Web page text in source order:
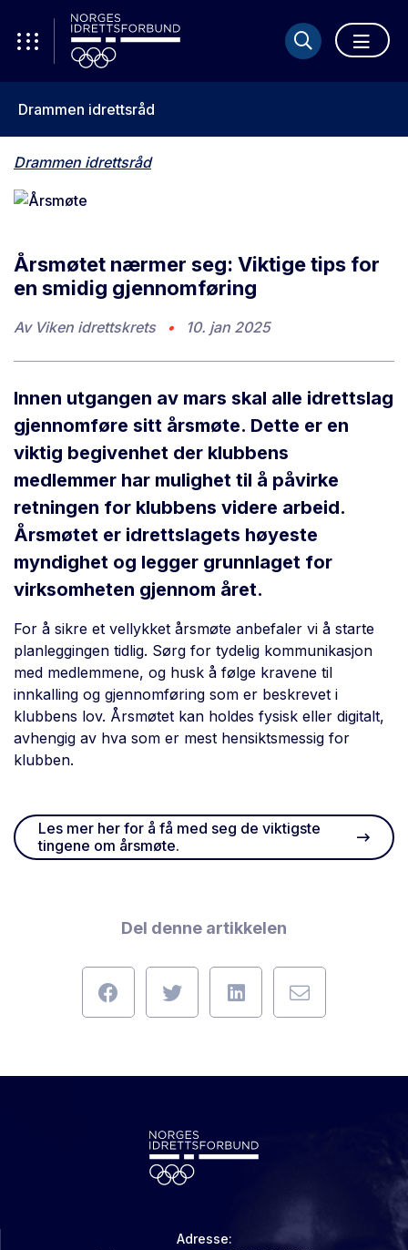
Drammen idrettsråd
Drammen idrettsråd
Årsmøtet nærmer seg: Viktige tips for
en smidig gjennomføring
Av Viken idrettskrets • 10. jan 2025
Innen utgangen av mars skal alle idrettslag
gjennomføre sitt årsmøte. Dette er en
viktig begivenhet der klubbens
medlemmer har mulighet til å påvirke
retningen for klubbens videre arbeid.
Årsmøtet er idrettslagets høyeste
myndighet og legger grunnlaget for
virksomheten gjennom året.
For å sikre et vellykket årsmøte anbefaler vi å starte
planleggingen tidlig. Sørg for tydelig kommunikasjon
med medlemmene, og husk å følge kravene til
innkalling og gjennomføring som er beskrevet i
klubbens lov. Årsmøtet kan holdes fysisk eller digitalt,
avhengig av hva som er mest hensiktsmessig for
klubben.
Les mer her for å få med seg de viktigste
tingene om årsmøte.
Del denne artikkelen
Adresse: